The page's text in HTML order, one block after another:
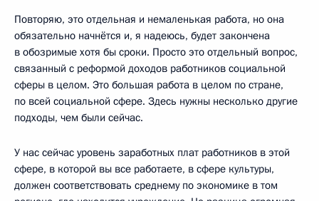
Повторяю, это отдельная и немаленькая работа, но она
обязательно начнётся и, я надеюсь, будет закончена
в обозримые хотя бы сроки. Просто это отдельный вопрос,
связанный с реформой доходов работников социальной
сферы в целом. Это большая работа в целом по стране,
по всей социальной сфере. Здесь нужны несколько другие
подходы, чем были сейчас.
У нас сейчас уровень заработных плат работников в этой
сфере, в которой вы все работаете, в сфере культуры,
должен соответствовать среднему по экономике в том